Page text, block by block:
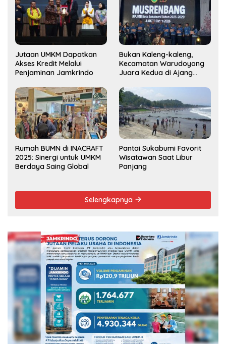
Jutaan UMKM Dapatkan
Akses Kredit Melalui
Penjaminan Jamkrindo
Bukan Kaleng-kaleng,
Kecamatan Warudoyong
Juara Kedua di Ajang
2025
Rumah BUMN di INACRAFT
2025: Sinergi untuk UMKM
Berdaya Saing Global
Pantai Sukabumi Favorit
Wisatawan Saat Libur
Panjang
Selengkapnya